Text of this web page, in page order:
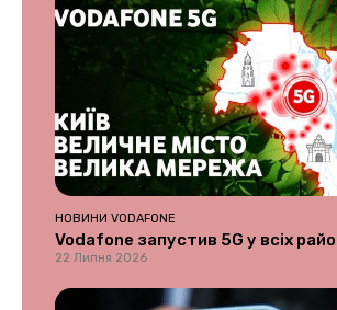
НОВИНИ VODAFONE
Vodafone запустив 5G у всіх
22 Липня 2026